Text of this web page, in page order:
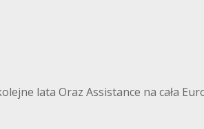
lata Oraz Assistance na cała